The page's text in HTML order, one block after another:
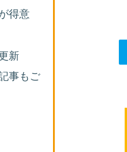
得意
新
事もご